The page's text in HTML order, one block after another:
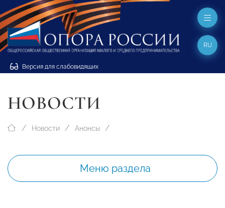
Версия для слабовидящих
RU
НОВОСТИ
Новости Анонсы
Меню раздела